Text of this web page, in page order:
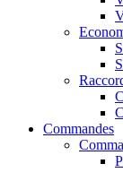
Commandes